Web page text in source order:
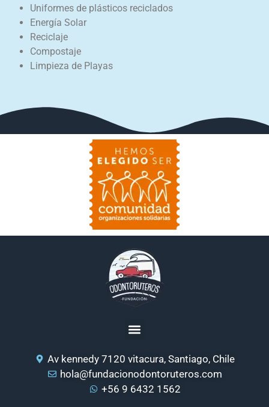
Uniformes de plásticos reciclados
Energía Solar
Reciclaje
Compostaje
Limpieza de Playas
Av kennedy 7120 vitacura, Santiago, Chile
hola@fundacionodontoruteros.com
+56 9 6432 1562